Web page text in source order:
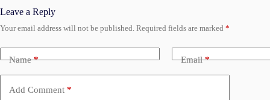
Leave a Reply
Your email address will not be published. Required fields are marked *
Name* Email*
Add Comment *